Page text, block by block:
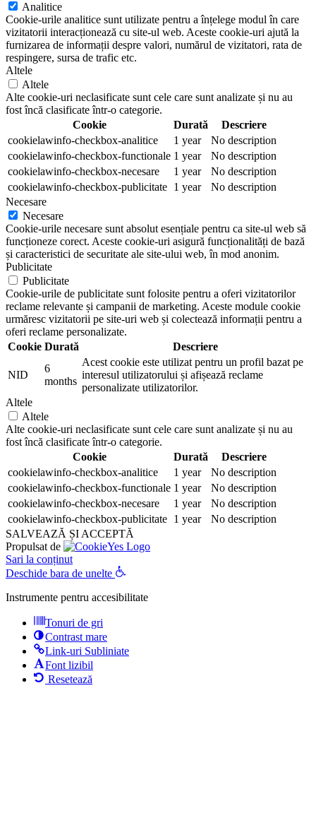
Analitice
Cookie-urile analitice sunt utilizate pentru a înțelege modul în care
vizitatorii interacționează cu site-ul web. Aceste cookie-uri ajută la
furnizarea de informații despre valori, numărul de vizitatori, rata de
respingere, sursa de trafic etc.
Altele
Altele
Alte cookie-uri neclasificate sunt cele care sunt analizate și nu au
fost încă clasificate într-o categorie.
Cookie
Durată
Descriere
cookielawinfo-checkbox-analitice
1 year
No description
cookielawinfo-checkbox-functionale 1 year
No description
cookielawinfo-checkbox-necesare
1 year
No description
cookielawinfo-checkbox-publicitate 1 year
No description
Necesare
Necesare
Cookie-urile necesare sunt absolut esențiale pentru ca site-ul web să
funcționeze corect. Aceste cookie-uri asigură funcționalități de bază
și caracteristici de securitate ale site-ului web, în mod anonim.
Publicitate
Publicitate
Cookie-urile de publicitate sunt folosite pentru a oferi vizitatorilor
reclame relevante și campanii de marketing. Aceste module cookie
urmăresc vizitatorii pe site-uri web și colectează informații pentru a
oferi reclame personalizate.
Cookie Durată Descriere
NID
6
months
Acest cookie este utilizat pentru un profil bazat pe
interesul utilizatorului și afișează reclame
personalizate utilizatorilor.
Altele
Altele
Alte cookie-uri neclasificate sunt cele care sunt analizate și nu au
fost încă clasificate într-o categorie.
Cookie
Durată
Descriere
cookielawinfo-checkbox-analitice
1 year
No description
cookielawinfo-checkbox-functionale 1 year
No description
cookielawinfo-checkbox-necesare
1 year
No description
cookielawinfo-checkbox-publicitate 1 year
No description
SALVEAZĂ ȘI ACCEPTĂ
Propulsat de
Sari la conținut
Deschide bara de unelte
Instrumente pentru accesibilitate
Tonuri de gri
Contrast mare
Link-uri Subliniate
Font lizibil
Resetează